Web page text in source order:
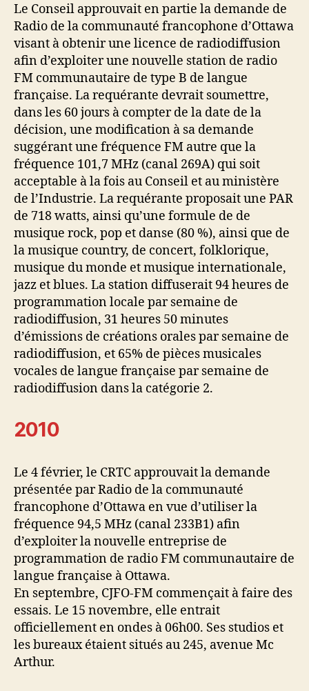
Le Conseil approuvait en partie la demande de
Radio de la communauté francophone d’Ottawa
visant à obtenir une licence de radiodiffusion
afin d’exploiter une nouvelle station de radio
FM communautaire de type B de langue
française. La requérante devrait soumettre,
dans les 60 jours à compter de la date de la
décision, une modification à sa demande
suggérant une fréquence FM autre que la
fréquence 101,7 MHz (canal 269A) qui soit
acceptable à la fois au Conseil et au ministère
de l’Industrie. La requérante proposait une PAR
de 718 watts, ainsi qu’une formule de de
musique rock, pop et danse (80 %), ainsi que de
la musique country, de concert, folklorique,
musique du monde et musique internationale,
jazz et blues. La station diffuserait 94 heures de
programmation locale par semaine de
radiodiffusion, 31 heures 50 minutes
d’émissions de créations orales par semaine de
radiodiffusion, et 65% de pièces musicales
vocales de langue française par semaine de
radiodiffusion dans la catégorie 2.
2010
Le 4 février, le CRTC approuvait la demande
présentée par Radio de la communauté
francophone d’Ottawa en vue d’utiliser la
fréquence 94,5 MHz (canal 233B1) afin
d’exploiter la nouvelle entreprise de
programmation de radio FM communautaire de
langue française à Ottawa.
En septembre, CJFO-FM commençait à faire des
essais. Le 15 novembre, elle entrait
officiellement en ondes à 06h00. Ses studios et
les bureaux étaient situés au 245, avenue Mc
Arthur.